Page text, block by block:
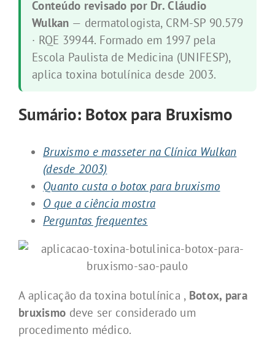
Conteúdo revisado por Dr. Cláudio
Wulkan — dermatologista, CRM-SP 90.579
· RQE 39944. Formado em 1997 pela
Escola Paulista de Medicina (UNIFESP),
aplica toxina botulínica desde 2003.
Sumário: Botox para Bruxismo
Bruxismo e masseter na Clínica Wulkan
(desde 2003)
Quanto custa o botox para bruxismo
O que a ciência mostra
Perguntas frequentes
A aplicação da toxina botulínica , Botox, para
bruxismo deve ser considerado um
procedimento médico.